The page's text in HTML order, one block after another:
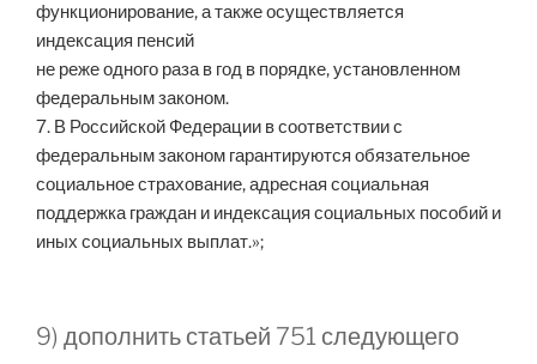
функционирование, а также осуществляется
индексация пенсий
не реже одного раза в год в порядке, установленном
федеральным законом.
7. В Российской Федерации в соответствии с
федеральным законом гарантируются обязательное
социальное страхование, адресная социальная
поддержка граждан и индексация социальных пособий и
иных социальных выплат.»;
9) дополнить статьей 751 следующего